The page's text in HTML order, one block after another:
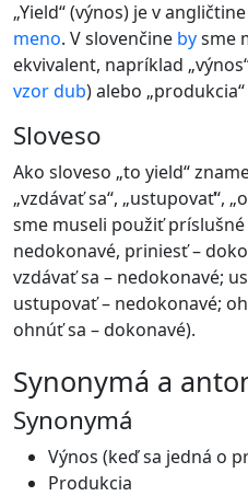
„Yield“ (výnos) je v
meno. V slovenčine bysme
ekvivalent, napríklad
vzordub) alebo „produkcia“
Sloveso
Ako sloveso „to yield“
„vzdávať sa“, „ustupovať“,
sme museli použiť príslušné
nedokonavé, priniesť –
vzdávať sa – nedokonavé;
ustupovať – nedokonavé;
ohnúť sa – dokonavé).
synonymá a
Synonymá
Výnos (keď sa jedná o
Produkcia